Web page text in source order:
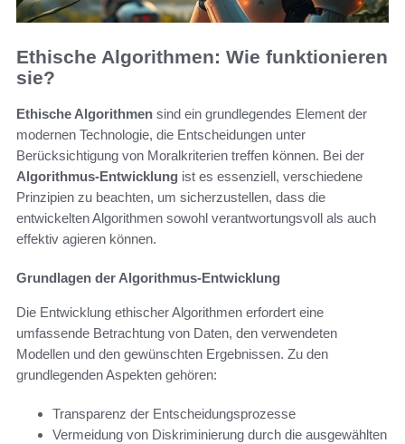
Ethische Algorithmen: Wie funktionieren
sie?
Ethische Algorithmen sind ein grundlegendes Element der
modernen Technologie, die Entscheidungen unter
Berücksichtigung von Moralkriterien treffen können. Bei der
Algorithmus-Entwicklung ist es essenziell, verschiedene
Prinzipien zu beachten, um sicherzustellen, dass die
entwickelten Algorithmen sowohl verantwortungsvoll als auch
effektiv agieren können.
Grundlagen der Algorithmus-Entwicklung
Die Entwicklung ethischer Algorithmen erfordert eine
umfassende Betrachtung von Daten, den verwendeten
Modellen und den gewünschten Ergebnissen. Zu den
grundlegenden Aspekten gehören:
Transparenz der Entscheidungsprozesse
Vermeidung von Diskriminierung durch die ausgewählten